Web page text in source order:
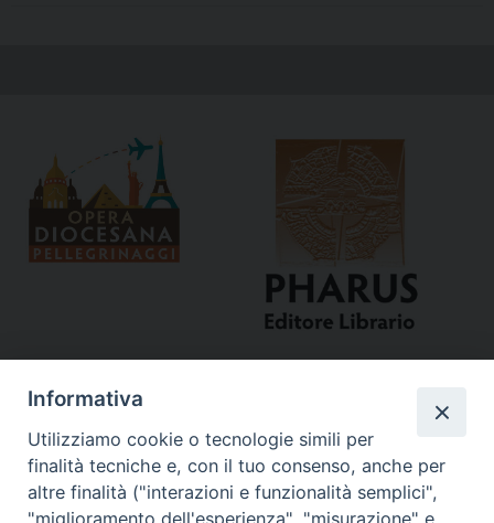
Informativa
Utilizziamo cookie o tecnologie simili per
finalità tecniche e, con il tuo consenso, anche per
altre finalità ("interazioni e funzionalità semplici",